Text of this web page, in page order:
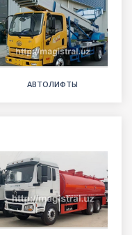
АВТОЛИФТЫ